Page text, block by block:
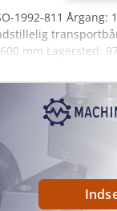
1992-811 Årgang:
mm Lagersted:
uden renovering